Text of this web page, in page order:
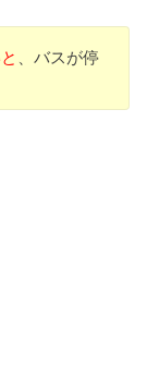
、バスが停